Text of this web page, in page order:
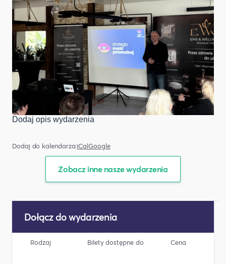
Dodaj opis wydarzenia
Dodaj do kalendarza:iCalGoogle
Zobacz inne nasze wydarzenia
Dołącz do wydarzenia
Rodzaj Bilety dostępne do Cena